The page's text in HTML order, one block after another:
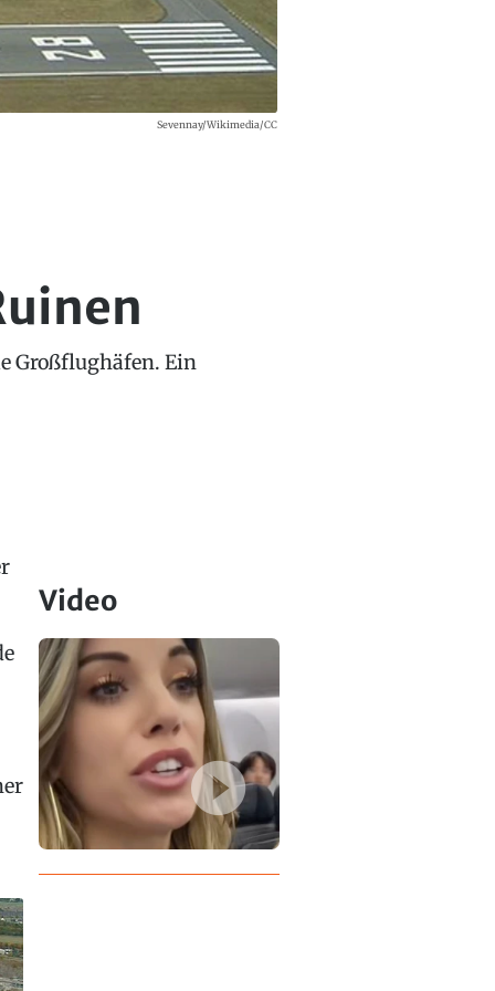
Sevennay/Wikimedia/CC
Großflughäfen. Ein
Video